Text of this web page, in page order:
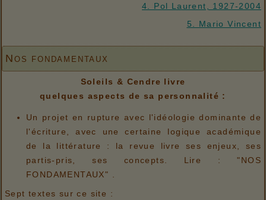
4. Pol Laurent, 1927-2004
5. Mario Vincent
Nos fondamentaux
Soleils & Cendre livre
quelques aspects de sa personnalité :
Un projet en rupture avec l'idéologie dominante de
l'écriture, avec une certaine logique académique
de la littérature : la revue livre ses enjeux, ses
partis-pris, ses concepts. Lire : "NOS
FONDAMENTAUX" .
Sept textes sur ce site :